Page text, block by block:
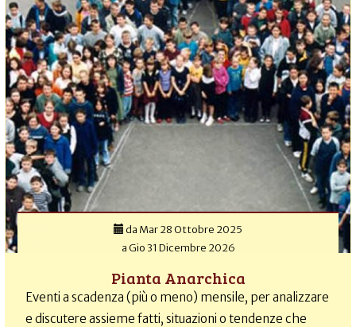
da Mar 28 Ottobre 2025
aGio 31 Dicembre 2026
Pianta Anarchica
Eventi a scadenza (più o meno) mensile, per analizzare
e discutere assieme fatti, situazioni o tendenze che